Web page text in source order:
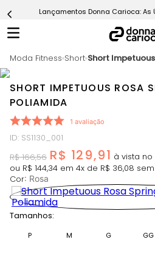
Lançamentos Donna Carioca:
Moda Fitness Short Short
SHORT IMPETUOUS ROSA
POLIAMIDA
1 avaliação
ID: SS1130_001
R$ 166,56 R$ 129,91
ou R$ 144,34 em 4x de R$ 36,08
Cor: Rosa
Tamanhos:
P M G GG
Calça
7º Conjunto
9º Challenge Azul
10ºUltimate Rosa